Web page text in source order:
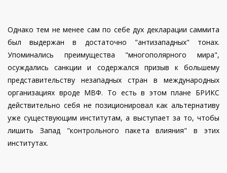
Однако тем не менее сам по себе дух декларации саммита
был выдержан в достаточно "антизападных" тонах.
Упоминались преимущества "многополярного мира",
осуждались санкции и содержался призыв к большему
представительству незападных стран в международных
организациях вроде МВФ. То есть в этом плане БРИКС
действительно себя не позиционировал как альтернативу
уже существующим институтам, а выступает за то, чтобы
лишить Запад "контрольного пакета влияния" в этих
институтах.